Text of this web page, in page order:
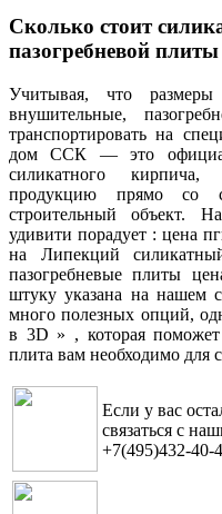
Сколько стоит
пазогребневой
Учитывая, что размеры
внушительные,
транспортировать на
дом ССК — это
силикатного
продукцию прямо со
строительный объект.
удивити порадует : цена
на Липекций
пазогребневые плиты
штуку указана на
много полезных опций,
в 3D » , которая поможет
плита вам необходимо для
Если у вас
связаться с
+7(495)432-40-